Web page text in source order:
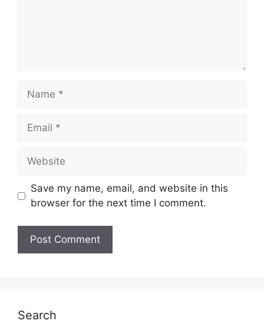
Name
Email
Website
Save my name, email, and website in this
browser for the next time I comment.
Search